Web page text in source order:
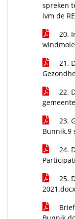
spreken
ivm de
20.
21.
22.
23.
Bunnik.9
24.
25.
2021.docx